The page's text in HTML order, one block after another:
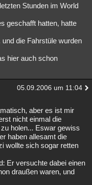
Ufologie
Allmystery English
Neue Geschlossen
Stunden im World
geschafft hatten, hatte
die Fahrstüle wurden
hier auch schon
05.09.2006 um 11:04
aber es ist mir
nicht einmal die
holen... Eswar gewiss
haben allesamt die
wollte sich sogar retten
Er versuchte dabei einen
draußen waren, und